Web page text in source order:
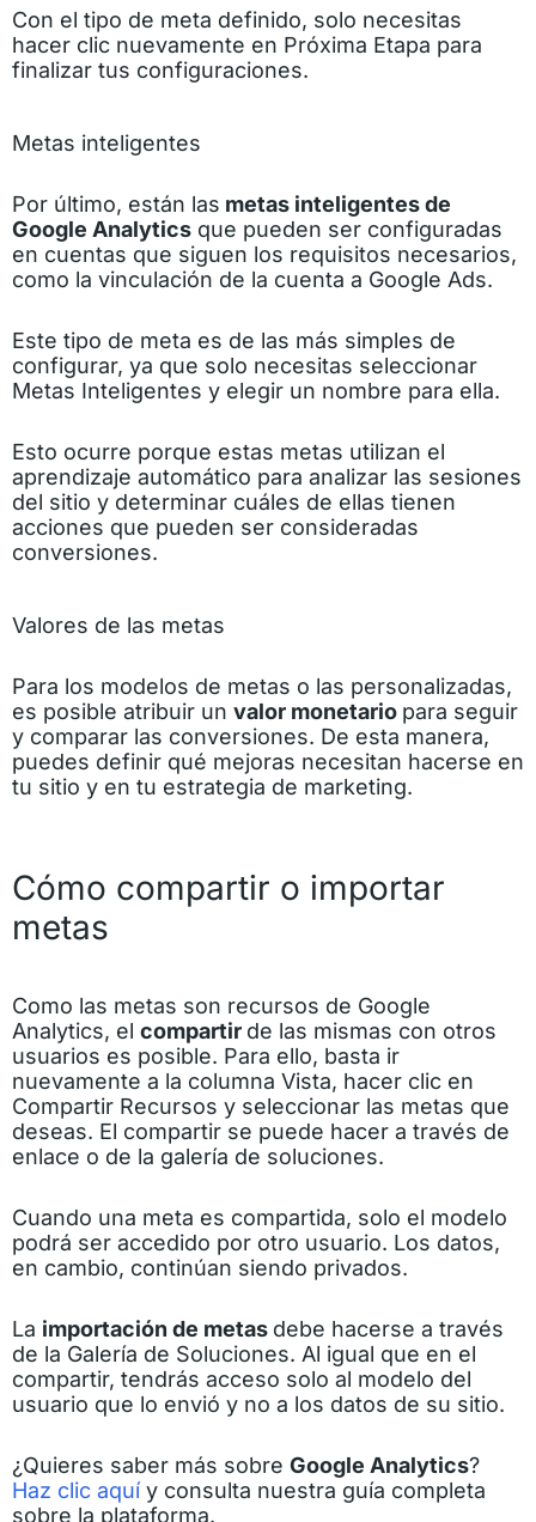
Con el tipo de meta definido, solo necesitas
hacer clic nuevamente en Próxima Etapa para
finalizar tus configuraciones.
Metas inteligentes
Por último, están las metas inteligentes de
Google Analytics que pueden ser configuradas
en cuentas que siguen los requisitos necesarios,
como la vinculación de la cuenta a Google Ads.
Este tipo de meta es de las más simples de
configurar, ya que solo necesitas seleccionar
Metas Inteligentes y elegir un nombre para ella.
Esto ocurre porque estas metas utilizan el
aprendizaje automático para analizar las sesiones
del sitio y determinar cuáles de ellas tienen
acciones que pueden ser consideradas
conversiones.
Valores de las metas
Para los modelos de metas o las personalizadas,
es posible atribuir un valor monetario para seguir
y comparar las conversiones. De esta manera,
puedes definir qué mejoras necesitan hacerse en
tu sitio y en tu estrategia de marketing.
Cómo compartir o importar
metas
Como las metas son recursos de Google
Analytics, el compartir de las mismas con otros
usuarios es posible. Para ello, basta ir
nuevamente a la columna Vista, hacer clic en
Compartir Recursos y seleccionar las metas que
deseas. El compartir se puede hacer a través de
enlace o de la galería de soluciones.
Cuando una meta es compartida, solo el modelo
podrá ser accedido por otro usuario. Los datos,
en cambio, continúan siendo privados.
La importación de metas debe hacerse a través
de la Galería de Soluciones. Al igual que en el
compartir, tendrás acceso solo al modelo del
usuario que lo envió y no a los datos de su sitio.
¿Quieres saber más sobre Google Analytics?
Haz clic aquíy consulta nuestra guía completa
sobre la plataforma.